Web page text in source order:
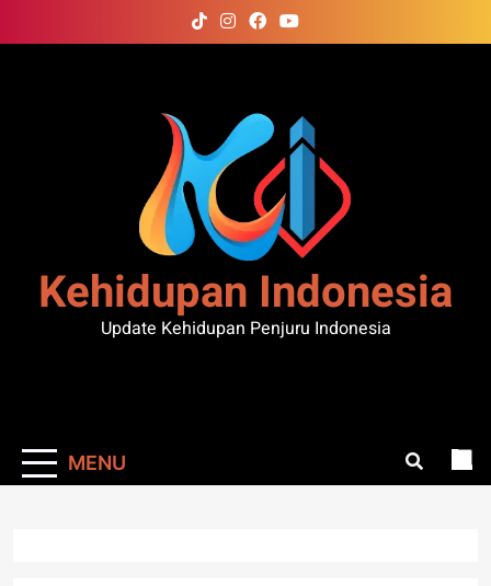
to
Kehidupan Indonesia
Update Kehidupan Penjuru Indonesia
MENU